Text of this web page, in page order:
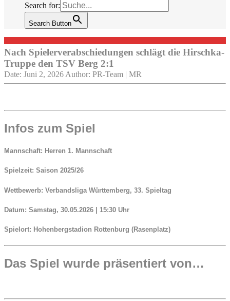
Search for:
Search Button
Nach Spielerverabschiedungen schlägt die Hirschka-
Truppe den TSV Berg 2:1
Date: Juni 2, 2026 Author: PR-Team | MR
Infos zum Spiel
Mannschaft: Herren 1. Mannschaft
Spielzeit: Saison 2025/26
Wettbewerb: Verbandsliga Württemberg, 33. Spieltag
Datum: Samstag, 30.05.2026 | 15:30 Uhr
Spielort: Hohenbergstadion Rottenburg (Rasenplatz)
Das Spiel wurde präsentiert von…